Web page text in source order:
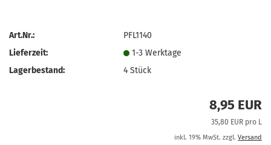
Art.Nr.:
PFL1140
Lieferzeit:
1-3 Werktage
Lagerbestand:
4Stück
8,95 EUR
35,80 EUR pro L
inkl. 19% MwSt. zzgl. Versand